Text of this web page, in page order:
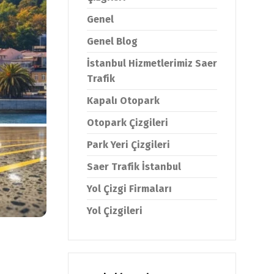
Genel
Genel Blog
İstanbul Hizmetlerimiz Saer
Trafik
Kapalı Otopark
Otopark Çizgileri
Park Yeri Çizgileri
Saer Trafik İstanbul
Yol Çizgi Firmaları
Yol Çizgileri